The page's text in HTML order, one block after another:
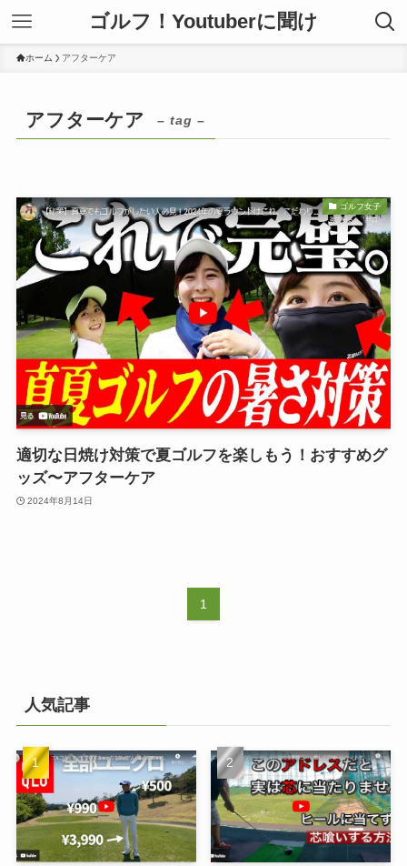
ゴルフ！Youtuberに聞け
ホーム アフターケア
アフターケア – tag –
ゴルフ女子
適切な日焼け対策で夏ゴルフを楽しもう！おすすめグ
ッズ〜アフターケア
2024年8月14日
1
人気記事